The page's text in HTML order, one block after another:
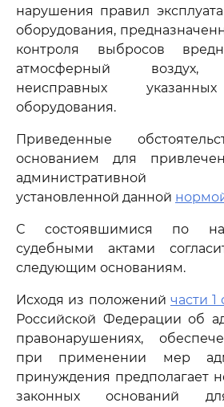
нарушения правил
оборудования,
контроля выбросов
атмосферный воздух,
неисправных
оборудования.
Приведенные
основанием для
административной
установленной данной
С состоявшимися по
судебными актами
следующим основаниям.
Исходя из положений части 1
Российской Федерации об
правонарушениях,
при применении мер
принуждения предполагает
законных оснований